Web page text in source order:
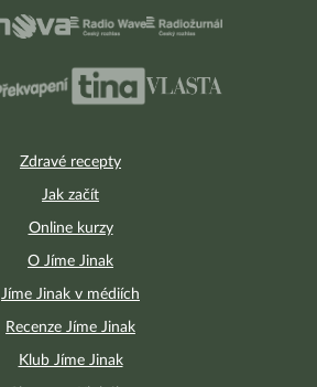
Zdravé recepty
Jak začít
Online kurzy
O Jíme Jinak
Jíme Jinak v médiích
Recenze Jíme Jinak
Klub Jíme Jinak